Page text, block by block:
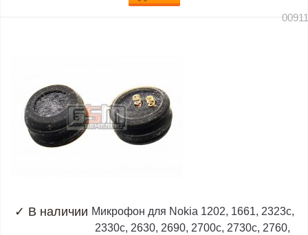
✓ В наличии Микрофон для Nokia 1202, 1661, 2323c,
2330c, 2630, 2690, 2700c, 2730c, 2760,